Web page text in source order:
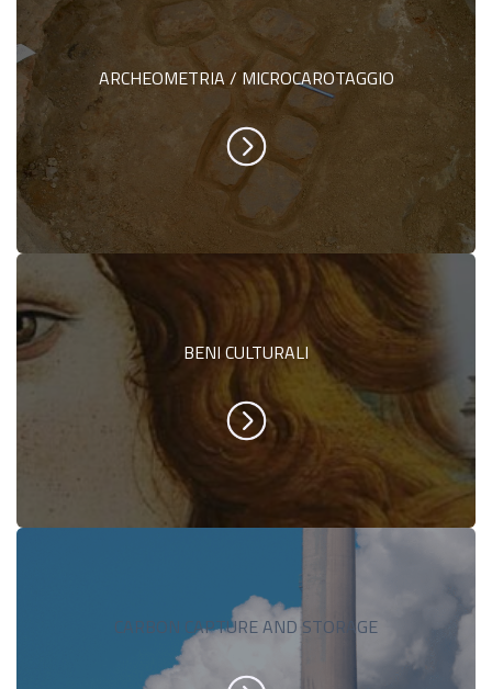
ARCHEOMETRIA / MICROCAROTAGGIO
BENI CULTURALI
CARBON CAPTURE AND STORAGE